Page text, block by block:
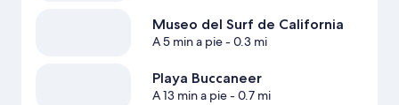
Museo del Surf de California
A 5 min a pie- 0.3 mi
Playa Buccaneer
A 13 min a pie- 0.7 mi